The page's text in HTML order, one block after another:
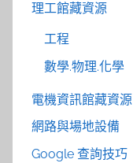
理工館藏資源
工程
數學.物理.化學
電機資訊館藏資源
網路與場地設備
Google 查詢技巧